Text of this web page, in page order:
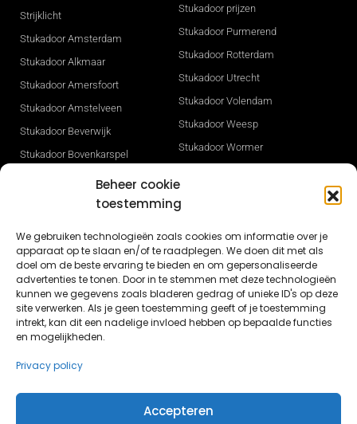
Beheer cookie
toestemming
We gebruiken technologieën zoals cookies om informatie over je
apparaat op te slaan en/of te raadplegen. We doen dit met als
doel om de beste ervaring te bieden en om gepersonaliseerde
advertenties te tonen. Door in te stemmen met deze technologieën
kunnen we gegevens zoals bladeren gedrag of unieke ID's op deze
site verwerken. Als je geen toestemming geeft of je toestemming
intrekt, kan dit een nadelige invloed hebben op bepaalde functies
en mogelijkheden.
Privacy policy
Accepteren
Strijklicht
Stukadoor Amsterdam
Stukadoor Alkmaar
Stukadoor Amersfoort
Stukadoor Amstelveen
Stukadoor Beverwijk
Stukadoor Bovenkarspel
Stukadoor Den Haag
Stukadoor Heerhugowaard
Stukadoor Hoorn
Stukadoor Ijmuiden
Stukadoor Leeuwarden
Stukadoor Lelystad
Stucwerk Lisse
Stukadoor prijzen
Stukadoor Purmerend
Stukadoor Rotterdam
Stukadoor Utrecht
Stukadoor Volendam
Stukadoor Weesp
Stukadoor Wormer
Stukadoor Sneek
Stukadoor Opmeer
Nieuwbouw stucwerk in Dronten
Nieuwbouw stukadoor Lelystad